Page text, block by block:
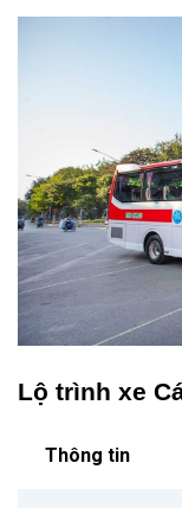
Lộ trình xe
Thông tin